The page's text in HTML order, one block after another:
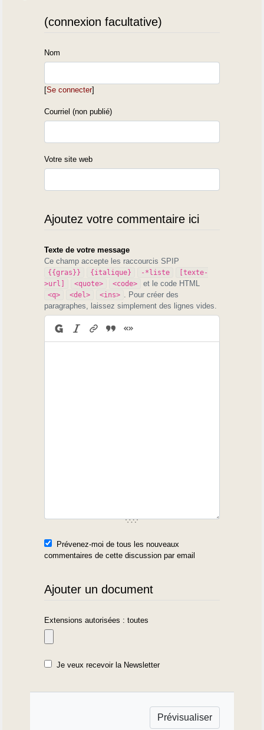
(connexion facultative)
Nom
[Se connecter]
Courriel (non publié)
Votre site web
Ajoutez votre commentaire ici
Texte de votre message
Ce champ accepte les raccourcis SPIP
{{gras}} {italique} -*liste
[texte-
>url]
<quote> <code> et le code HTML
<q> <del> <ins>
. Pour créer des
paragraphes, laissez simplement des lignes vides.
Prévenez-moi de tous les nouveaux
commentaires de cette discussion par email
Ajouter un document
Extensions autorisées : toutes
Je veux recevoir la Newsletter